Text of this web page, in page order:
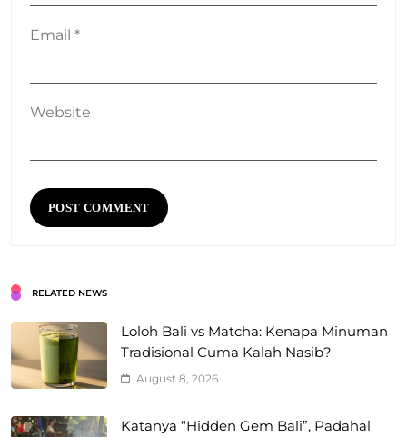
Email *
Website
RELATED NEWS
Loloh Bali vs Matcha: Kenapa Minuman
Tradisional Cuma Kalah Nasib?
August 8, 2026
Katanya “Hidden Gem Bali”, Padahal